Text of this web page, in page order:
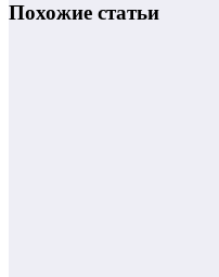
Похожие статьи